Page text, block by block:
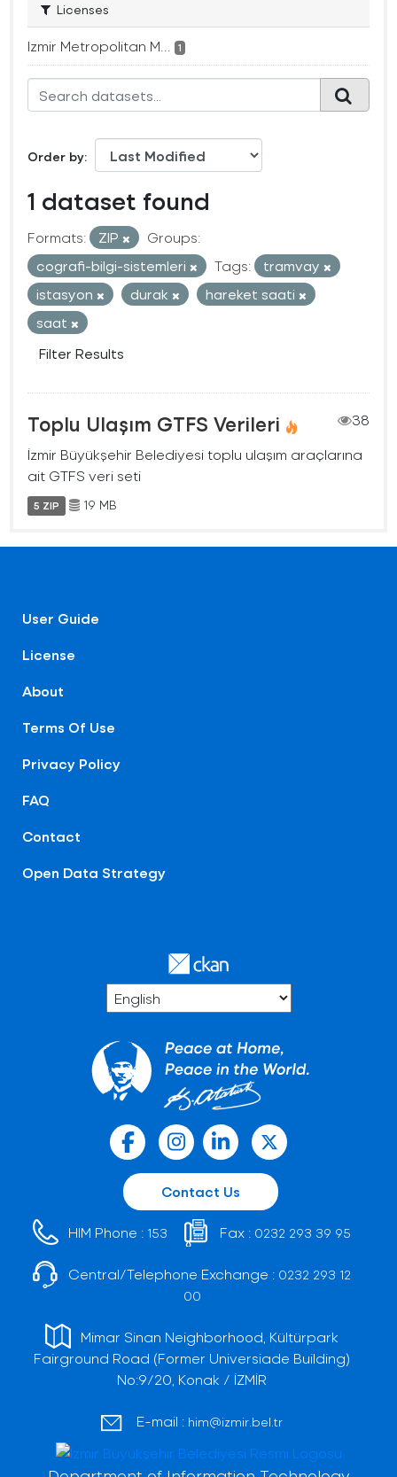
Licenses
Izmir Metropolitan M... 1
Order by
1 dataset found
Formats: ZIP
Groups:
cografi-bilgi-sistemleri
Tags:
tramvay
istasyon
durak
hareket saati
saat
Filter Results
Toplu Ulaşım GTFS Verileri
38
İzmir Büyükşehir Belediyesi toplu ulaşım araçlarına
ait GTFS veri seti
5 ZIP 19 MB
User Guide
License
About
Terms Of Use
Privacy Policy
FAQ
Contact
Open Data Strategy
Contact Us
HIM Phone : 153 Fax : 0232 293 39 95
Central/Telephone Exchange : 0232 293 12
00
Mimar Sinan Neighborhood, Kültürpark
Fairground Road (Former Universiade Building)
No:9/20, Konak / İZMİR
E-mail : him@izmir.bel.tr